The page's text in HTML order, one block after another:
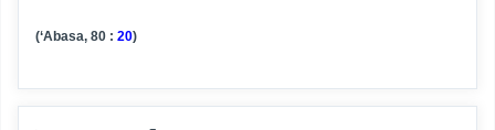
(‘Abasa, 80 : 20)